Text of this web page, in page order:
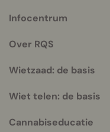
info
Infocentrum
Over RQS
Wietzaad: de basis
Wiet telen: de basis
Cannabiseducatie